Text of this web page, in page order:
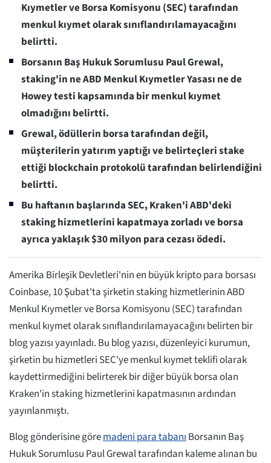
Kıymetler ve Borsa Komisyonu (SEC) tarafından
menkul kıymet olarak sınıflandırılamayacağını
belirtti.
Borsanın Baş Hukuk Sorumlusu Paul Grewal,
staking'in ne ABD Menkul Kıymetler Yasası ne de
Howey testi kapsamında bir menkul kıymet
olmadığını belirtti.
Grewal, ödüllerin borsa tarafından değil,
müşterilerin yatırım yaptığı ve belirteçleri stake
ettiği blockchain protokolü tarafından belirlendiğini
belirtti.
Bu haftanın başlarında SEC, Kraken'i ABD'deki
staking hizmetlerini kapatmaya zorladı ve borsa
ayrıca yaklaşık $30 milyon para cezası ödedi.
Amerika Birleşik Devletleri'nin en büyük kripto para borsası
Coinbase, 10 Şubat'ta şirketin staking hizmetlerinin ABD
Menkul Kıymetler ve Borsa Komisyonu (SEC) tarafından
menkul kıymet olarak sınıflandırılamayacağını belirten bir
blog yazısı yayınladı. Bu blog yazısı, düzenleyici kurumun,
şirketin bu hizmetleri SEC'ye menkul kıymet teklifi olarak
kaydettirmediğini belirterek bir diğer büyük borsa olan
Kraken'in staking hizmetlerini kapatmasının ardından
yayınlanmıştı.
Blog gönderisine göremadeni para tabanıBorsanın Baş
Hukuk Sorumlusu Paul Grewal tarafından kaleme alınan bu